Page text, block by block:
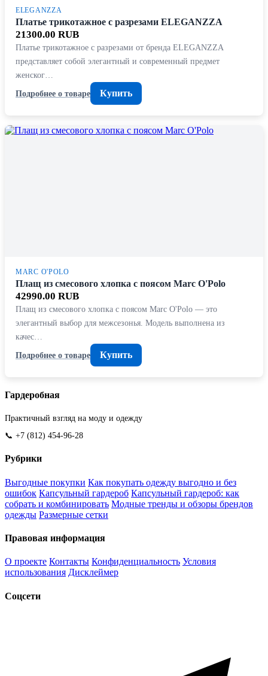
ELEGANZZA
Платье трикотажное с разрезами ELEGANZZA
21300.00 RUB
Платье трикотажное с разрезами от бренда ELEGANZZA
представляет собой элегантный и современный предмет
женског…
Подробнее о товаре
Купить
MARC O'POLO
Плащ из смесового хлопка с поясом Marc O'Polo
42990.00 RUB
Плащ из смесового хлопка с поясом Marc O'Polo — это
элегантный выбор для межсезонья. Модель выполнена из
качес…
Подробнее о товаре
Купить
Гардеробная
Практичный взгляд на моду и одежду
📞 +7 (812) 454-96-28
Рубрики
Выгодные покупки Как покупать одежду выгодно и без
ошибок Капсульный гардероб Капсульный гардероб: как
собрать и комбинировать Модные тренды и обзоры брендов
одежды Размерные сетки
Правовая информация
О проекте Контакты Конфиденциальность Условия
использования Дисклеймер
Соцсети